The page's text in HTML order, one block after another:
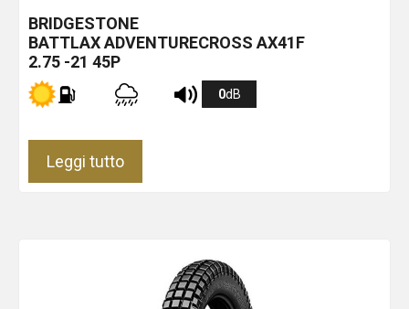
BRIDGESTONE
BATTLAX ADVENTURECROSS AX41F
2.75 -21 45P
0dB
Leggi tutto